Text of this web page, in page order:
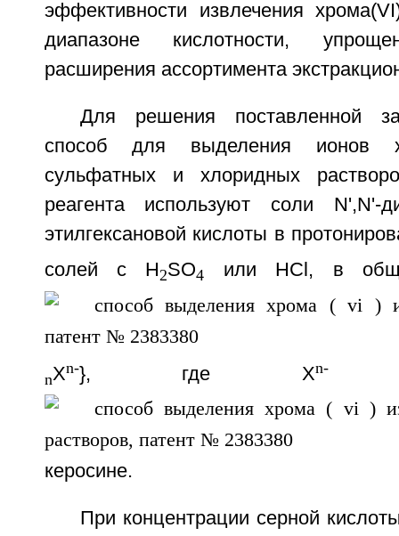
эффективности извлечения
диапазоне кислотности,
расширения ассортимента
Для решения поставленной
способ для выделения ионов
сульфатных и хлоридных
реагента используют соли N',N'-
этилгексановой кислоты в
солей с H2SO4 или HCl, в
nXn-}, где Xn-
керосине.
При концентрации серной